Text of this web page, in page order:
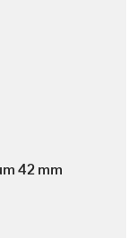
42 mm